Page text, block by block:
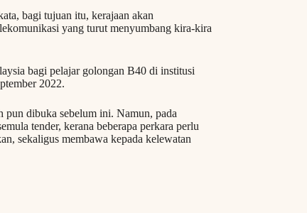
bagi tujuan itu, kerajaan akan
yang turut menyumbang kira-kira
bagi pelajar golongan B40 di institusi
2022.
pun dibuka sebelum ini. Namun, pada
tender, kerana beberapa perkara perlu
sekaligus membawa kepada kelewatan